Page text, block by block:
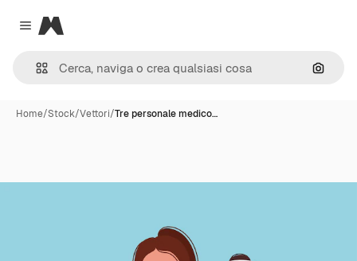
Close menu
Magnific
Cerca
Home/Stock/Vettori/Tre personale medico…